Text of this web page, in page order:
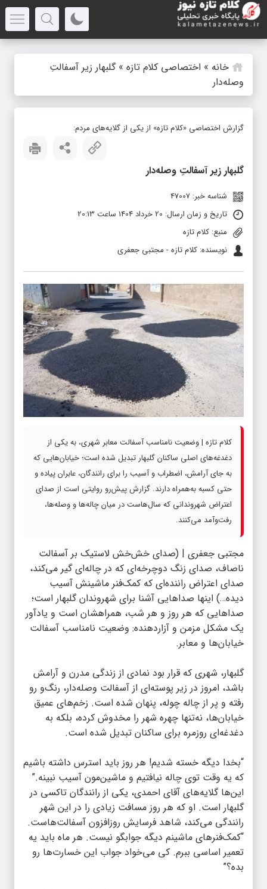
خانه » اختصاصی کلام تازه »گلبهار زیر آسفالتِ
وصله‌دار
گزارش اختصاصی «کلام تازه» از یکی از گلایه‌های مردم:
گلبهار زیر آسفالتِ وصله‌دار
شناسه خبر: 47007
تاریخ و زمان ارسال: 20 خرداد 1404 ساعت 20:13
منبع: کلام تازه
نویسنده: کلام تازه - مجتبی جعفری
کلام تازه | وضعیت نامناسب آسفالت معابر شهری، به یکی از
دغدغه‌های اصلی ساکنان گلبهار تبدیل شده است؛ خیابان‌هایی که
به جای آرامش، اضطراب و آسیب را برای رانندگان، عابران پیاده و
حتی کسبه به‌همراه دارند. گزارش پیش‌رو روایتی است از صدای
اعتراض شهروندانی که سال‌هاست در میان چاله‌ها و وصله‌ها،
رفت‌وآمد می‌کنند.
مجتبی جعفری | (صدای خش‌خش لاستیک بر آسفالت
ناصاف، صدای زنگ دوچرخه‌ای که در چاله‌ای گیر می‌کند،
صدای اعتراض راننده‌ای که کمک‌فنر ماشینش آسیب
دیده…) اینها صداهایی آشنا برای شهروندان گلبهار است؛
صداهایی که هر روز و هر شب، همراهشان است و یادآور
یک مشکل مزمن و آزاردهنده: وضعیت نامناسب آسفالت
خیابان‌ها و معابر.
گلبهار، شهری که قرار بود نمادی از زندگی مدرن و آرامش
باشد، امروز در زیر پوسته‌ای از آسفالت وصله‌دار، رنگ‌و رو
رفته و پر از چاله چوله، پنهان شده است. زخم‌های عمیق
خیابان‌ها، نه‌تنها چهره شهر را مخدوش کرده، بلکه به
دغدغه‌ای روزمره برای ساکنان تبدیل شده است.
“بخدا دیگه خسته شدیم! هر روز باید استرس داشته باشیم
که یه وقت توی چاله نیافتیم و ماشین‌مون آسیب نبینه.”
این‌ها گلایه‌های آقای احمدی، یکی از رانندگان تاکسی در
گلبهار است. او که هر روز مسافت زیادی را در این شهر
رانندگی می‌کند، شاهد فرسایش روزافزون آسفالت‌هاست.
“کمک‌فنرهای ماشینم دیگه جوابگو نیست. هر ماه باید یه
تعمیر اساسی ببرم. کی می‌خواد جواب این خسارت‌ها رو
بده؟”